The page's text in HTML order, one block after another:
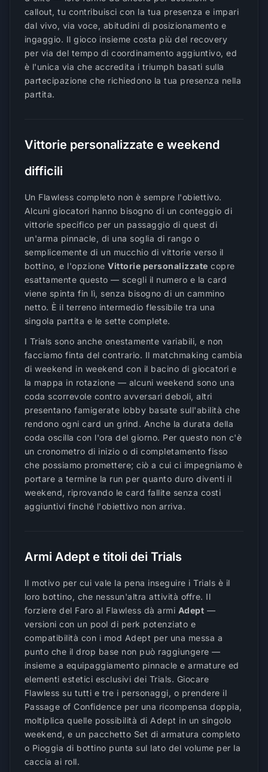
callout, tu contribuisci con la tua presenza e impari
dal vivo, via voce, abitudini di posizionamento e
ingaggio. Il gioco insieme costa più del recovery
per via del tempo di coordinamento aggiuntivo, ed
è l'unica via che accredita i triumph basati sulla
partecipazione che richiedono la tua presenza nella
partita.
Vittorie personalizzate e weekend
difficili
Un Flawless completo non è sempre l'obiettivo.
Alcuni giocatori hanno bisogno di un conteggio di
vittorie specifico per un passaggio di quest di
un'arma pinnacle, di una soglia di rango o
semplicemente di un mucchio di vittorie verso il
bottino, e l'opzioneVittorie personalizzate copre
esattamente questo — scegli il numero e la card
viene spinta fin lì, senza bisogno di un cammino
netto. È il terreno intermedio flessibile tra una
singola partita e le sette complete.
I Trials sono anche onestamente variabili, e non
facciamo finta del contrario. Il matchmaking cambia
di weekend in weekend con il bacino di giocatori e
la mappa in rotazione — alcuni weekend sono una
coda scorrevole contro avversari deboli, altri
presentano famigerate lobby basate sull'abilità che
rendono ogni card un grind. Anche la durata della
coda oscilla con l'ora del giorno. Per questo non c'è
un cronometro di inizio o di completamento fisso
che possiamo promettere; ciò a cui ci impegniamo è
portare a termine la run per quanto duro diventi il
weekend, riprovando le card fallite senza costi
aggiuntivi finché l'obiettivo non arriva.
Armi Adept e titoli dei Trials
Il motivo per cui vale la pena inseguire i Trials è il
loro bottino, che nessun'altra attività offre. Il
forziere del Faro al Flawless dà armi Adept —
versioni con un pool di perk potenziato e
compatibilità con i mod Adept per una messa a
punto che il drop base non può raggiungere —
insieme a equipaggiamento pinnacle e armature ed
elementi estetici esclusivi dei Trials. Giocare
Flawless su tutti e tre i personaggi, o prendere il
Passage of Confidence per una ricompensa doppia,
moltiplica quelle possibilità di Adept in un singolo
weekend, e un pacchetto Set di armatura completo
o Pioggia di bottino punta sul lato del volume per la
caccia ai roll.